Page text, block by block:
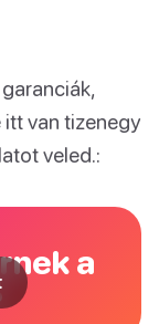
van tizenegy
veled.:
a